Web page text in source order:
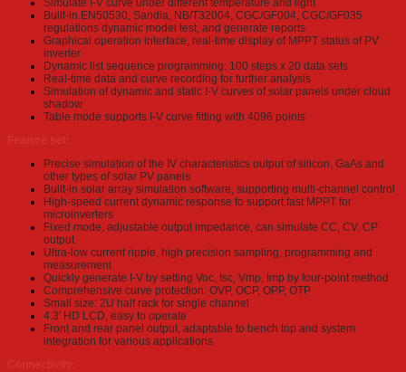
Simulate I-V curve under different temperature and light
Built-in EN50530, Sandia, NB/T32004, CGC/GF004, CGC/GF035
regulations dynamic model test, and generate reports
Graphical operation interface, real-time display of MPPT status of PV
inverter
Dynamic list sequence programming: 100 steps x 20 data sets
Real-time data and curve recording for further analysis
Simulation of dynamic and static I-V curves of solar panels under cloud
shadow
Table mode supports I-V curve fitting with 4096 points
Precise simulation of the IV characteristics output of silicon, GaAs and
other types of solar PV panels
Built-in solar array simulation software, supporting multi-channel control
High-speed current dynamic response to support fast MPPT for
microinverters
Fixed mode, adjustable output impedance, can simulate CC, CV, CP
output
Ultra-low current ripple, high precision sampling, programming and
measurement
Quickly generate I-V by setting Voc, Isc, Vmp, Imp by four-point method
Comprehensive curve protection: OVP, OCP, OPP, OTP
Small size: 2U half rack for single channel
4.3′ HD LCD, easy to operate
Front and rear panel output, adaptable to bench top and system
integration for various applications